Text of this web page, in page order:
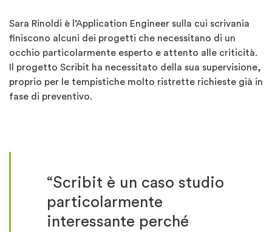
Sara Rinoldi è l’Application Engineer sulla cui scrivania
finiscono alcuni dei progetti che necessitano di un
occhio particolarmente esperto e attento alle criticità.
Il progetto Scribit ha necessitato della sua supervisione,
proprio per le tempistiche molto ristrette richieste già in
fase di preventivo.
“Scribit è un caso studio
particolarmente
interessante perché